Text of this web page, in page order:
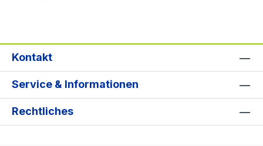
Kontakt
Service & Informationen
Rechtliches